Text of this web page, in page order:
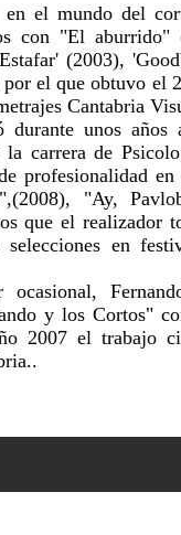
en el mundo del
con "El aburrido"
(2003),
el que obtuvo el
Cantabria
durante unos años
la carrera de
profesionalidad en
"Ay,
que el realizador
selecciones en
y los Cortos"
2007 el trabajo